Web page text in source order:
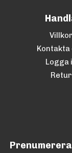
Villkor
Kontakta
Logga
Retur